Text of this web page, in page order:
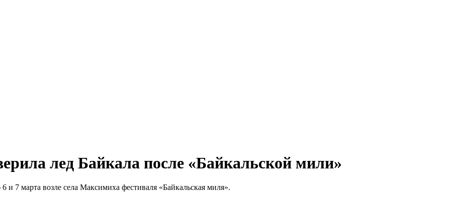
лед Байкала после «Байкальской мили»
7 марта возле села Максимиха фестиваля «Байкальская миля».